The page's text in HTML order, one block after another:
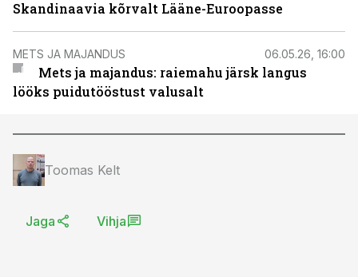
Skandinaavia kõrvalt Lääne-Euroopasse
METS JA MAJANDUS 06.05.26, 16:00
Mets ja majandus: raiemahu järsk langus
lööks puidutööstust valusalt
Toomas Kelt
Jaga Vihja